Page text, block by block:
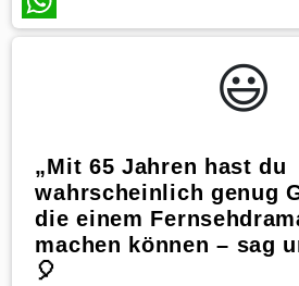
WhatsApp
😃️
„Mit 65 Jahren hast du
wahrscheinlich genug
die einem
machen können – sag
🎈